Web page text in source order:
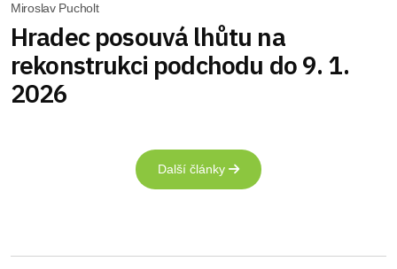
Miroslav Pucholt
Hradec posouvá lhůtu na
rekonstrukci podchodu do 9. 1.
2026
Další články